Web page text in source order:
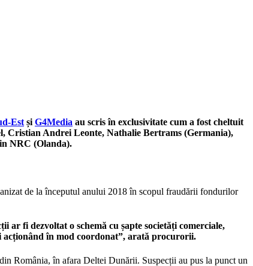
Est și G4Media au scris în exclusivitate cum a fost cheltuit
Cristian Andrei Leonte, Nathalie Bertrams (Germania),
NRC (Olanda).
de la începutul anului 2018 în scopul fraudării fondurilor
fi dezvoltat o schemă cu șapte societăți comerciale,
în mod coordonat”, arată procurorii.
România, în afara Deltei Dunării. Suspecții au pus la punct un